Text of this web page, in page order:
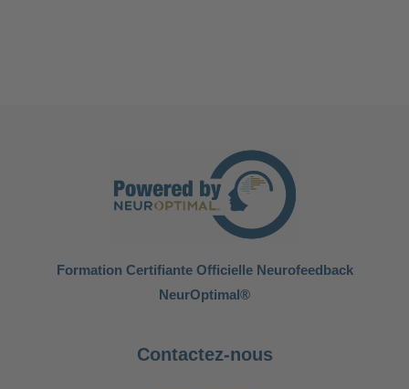
Formation Certifiante Officielle Neurofeedback
NeurOptimal®
Contactez-nous